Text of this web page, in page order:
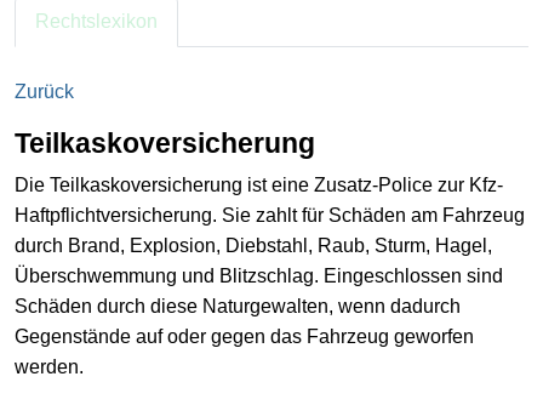
Rechtslexikon
Zurück
Teilkaskoversicherung
Die Teilkaskoversicherung ist eine Zusatz-Police zur Kfz-
Haftpflichtversicherung. Sie zahlt für Schäden am Fahrzeug
durch Brand, Explosion, Diebstahl, Raub, Sturm, Hagel,
Überschwemmung und Blitzschlag. Eingeschlossen sind
Schäden durch diese Naturgewalten, wenn dadurch
Gegenstände auf oder gegen das Fahrzeug geworfen
werden.